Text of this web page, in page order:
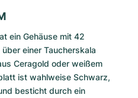
ein Gehäuse mit 42
einer Taucherskala
Ceragold oder weißem
ist wahlweise Schwarz,
besticht durch ein